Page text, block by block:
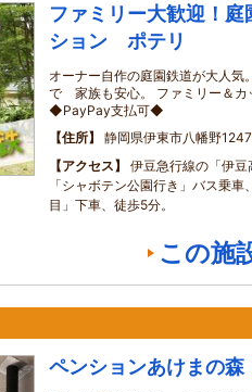
ファミリー大歓迎！
ション ポテリ
オーナー自作の庭園鉄道が大人気
で 家族も安心。 ファミリー＆
◆PayPay支払可◆
住所
静岡県伊東市八幡野
アクセス
伊豆急行線の「伊
「シャボテン公園行き」バス乗車
目」下車、徒歩5分。
この施
ペンションあけまの森